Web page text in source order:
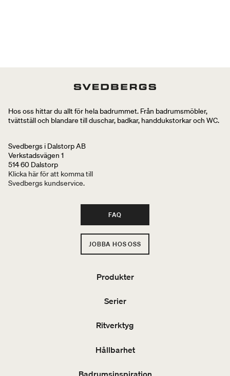
Hos oss hittar du allt för hela badrummet. Från badrumsmöbler,
tvättställ och blandare till duschar, badkar, handdukstorkar och WC.
Svedbergs i Dalstorp AB
Verkstadsvägen 1
514 60 Dalstorp
Klicka här för att komma till
Svedbergs kundservice.
FAQ
JOBBA HOS OSS
Produkter
Serier
Ritverktyg
Hållbarhet
Badrumsinspiration